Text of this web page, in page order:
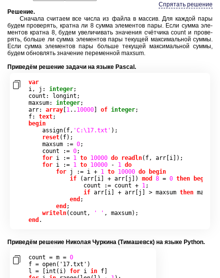
Спрятать решение
Ре­ше­ние.
Сна­ча­ла счи­та­ем все числа из файла в мас­сив. Для каж­дой пары
будем про­ве­рять, крат­на ли 8сумма эле­мен­тов пары. Если сумма эле­
мен­тов крат­на 8,будем уве­ли­чи­вать зна­че­ния счётчика count и про­ве­
рять, боль­ше ли сумма эле­мен­тов пары те­ку­щей мак­си­маль­ной суммы.
Если сумма эле­мен­тов пары боль­ше те­ку­щей мак­си­маль­ной суммы,
будем об­нов­лять зна­че­ние пе­ре­мен­ной maxsum.
При­ведём ре­ше­ние за­да­чи на языке Pascal.
var
i, j : integer;
count : longint ;
maxsum: integer;
arr: array 1.. 10000 of integer;
f: text;
begin
assign( f, 'C:\17.txt' );
reset( f);
    maxsum
:= 0;
    count
:= 0;
for i := 1 to 10000 do readln( f, arr i ]);
for i := 1 to 10000 - 1 do
for j := i + 1 to 10000 do
begin
if
(arr i + arr j ]) mod 8 = 0 then
begin
                count
:= count + 1;
if arr i + arr j > maxsum then
end ;
end ;
writeln( count , ' ' , maxsum);
end .
При­ведём ре­ше­ние Ни­ко­лая Чур­ки­на (Ти­ма­шевск) на языке Python.
count = m = 0
f = open( '17.txt' )
l = int ( i) for i in f